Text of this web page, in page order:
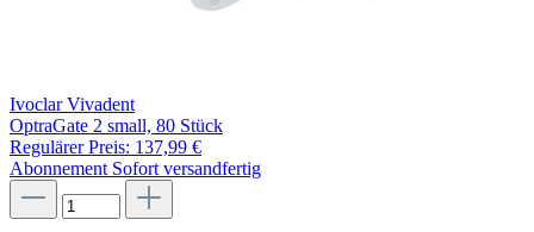
Ivoclar Vivadent
OptraGate 2 small, 80 Stück
Regulärer Preis: 137,99 €
Abonnement Sofort versandfertig